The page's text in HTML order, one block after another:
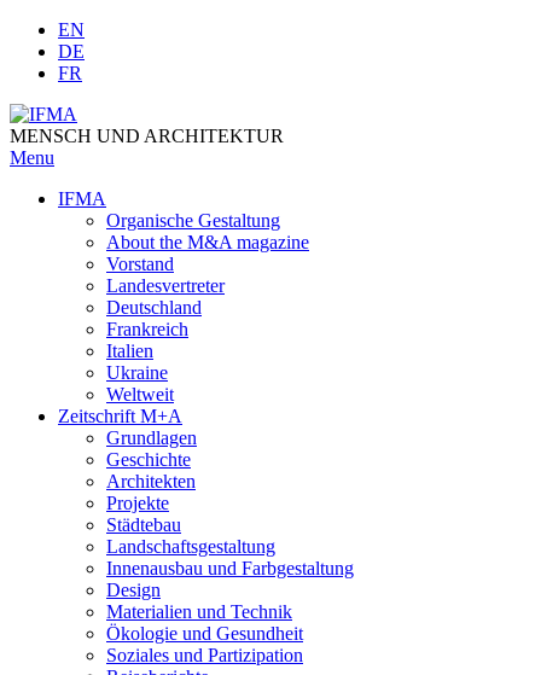
Skip
content
EN
DE
FR
MENSCH UND ARCHITEKTUR
Menu
IFMA
Organische Gestaltung
Аbout the M&A magazine
Vorstand
Landesvertreter
Deutschland
Frankreich
Italien
Ukraine
Weltweit
Zeitschrift M+A
Grundlagen
Geschichte
Architekten
Projekte
Städtebau
Landschaftsgestaltung
Innenausbau und Farbgestaltung
Design
Materialien und Technik
Ökologie und Gesundheit
Soziales und Partizipation